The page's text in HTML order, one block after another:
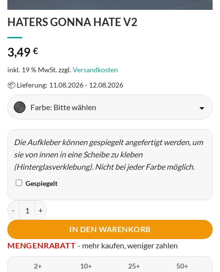
HATERS GONNA HATE V2
3,49 €
inkl. 19 % MwSt.zzgl.Versandkosten
📦 Lieferung: 11.08.2026 - 12.08.2026
Farbe: Bitte wählen
Die Aufkleber können gespiegelt angefertigt werden, um
sie von innen in eine Scheibe zu kleben
(Hinterglasverklebung). Nicht bei jeder Farbe möglich.
Gespiegelt
HATERS GONNA HATE V2 Menge
IN DEN WARENKORB
MENGENRABATT - mehr kaufen, weniger zahlen
2+ 10+ 25+ 50+